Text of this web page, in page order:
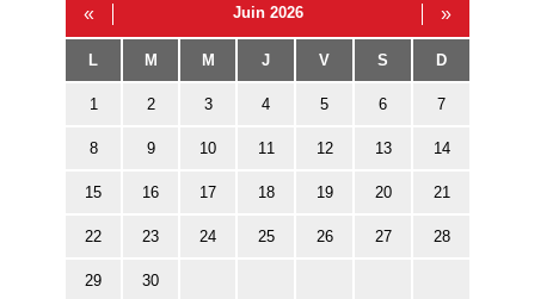
« Juin 2026 »
L M M J V S D
1 2 3 4 5 6 7
8 9 10 11 12 13 14
15 16 17 18 19 20 21
22 23 24 25 26 27 28
29 30